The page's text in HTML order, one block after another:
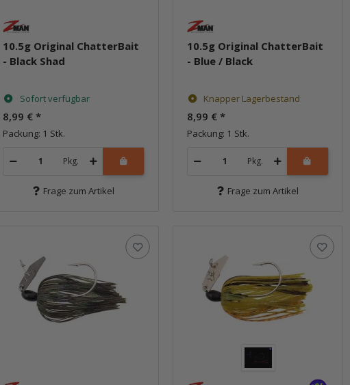
10.5g Original ChatterBait
- Black Shad
Sofort verfügbar
8,99 €*
Packung: 1 Stk.
Pkg.
Frage zum Artikel
10.5g Original ChatterBait
- Blue / Black
Knapper Lagerbestand
8,99 €*
Packung: 1 Stk.
Pkg.
Frage zum Artikel